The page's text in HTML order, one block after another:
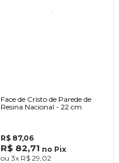
Face de Cristo de Parede de
Resina Nacional - 22 cm
R$ 87,06
R$ 82,71 no Pix
ou 3x R$ 29,02